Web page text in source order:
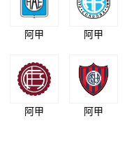
阿甲 阿甲
阿甲 阿甲